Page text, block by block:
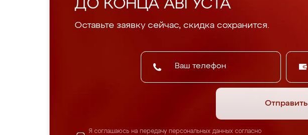
ДО КОНЦА АВГУСТА
Оставьте заявку сейчас, скидка сохранится.
Отправить
Я соглашаюсь на передачу персональных данных согласно